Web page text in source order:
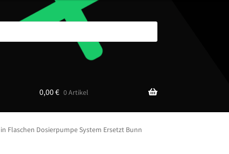
0,00€ 0 Artikel
in Flaschen Dosierpumpe System Ersetzt Bunn